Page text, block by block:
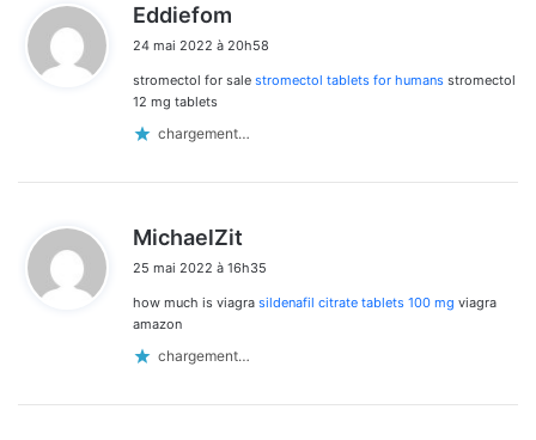
Eddiefom
t
24 mai 2022 à 20h58
stromectol for sale stromectol tablets for humans stromectol
12 mg tablets
chargement…
MichaelZit
t
25 mai 2022 à 16h35
how much is viagra sildenafil citrate tablets 100 mg viagra
amazon
chargement…